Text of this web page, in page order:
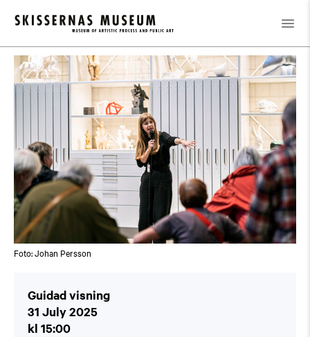
Calendar / Guidad visning
Foto: Johan Persson
Guidad visning
31 July 2025
kl 15:00